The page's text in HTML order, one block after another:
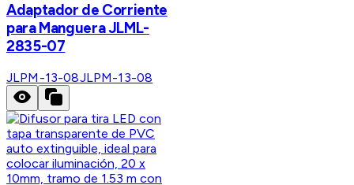
Adaptador de Corriente
para Manguera JLML-
2835-07
JLPM-13-08JLPM-13-08